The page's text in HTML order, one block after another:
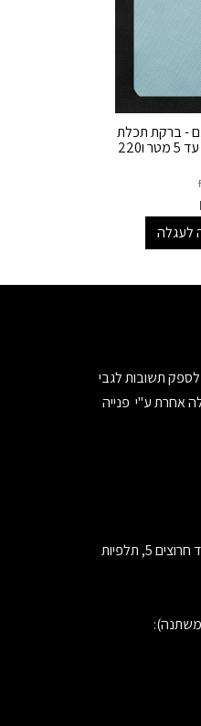
- ברקת תכלת
מנטה | מבחר מידות עד 5 מטר ו220
לעגלה
לספק תשובות לגבי
אחרת ע"י פנייה
בואו לבקר במחסן לוגיסטי שלנו: ירושלים - יד חרוצים 5, תלפיות
משתנה):